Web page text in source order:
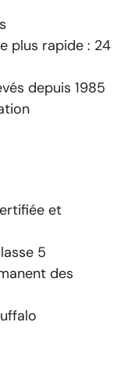
plus rapide : 24
depuis 1985
et
5
des